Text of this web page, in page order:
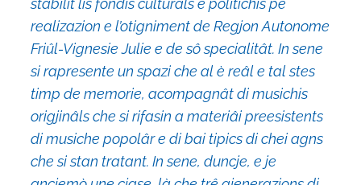
realizazion e l’otigniment de Regjon Autonome
Friûl-Vignesie Julie e de sô specialitât. In sene
si rapresente un spazi che al è reâl e tal stes
timp de memorie, acompagnât di musichis
origjinâls che si rifasin a materiâi preesistents
di musiche popolâr e di bai tipics di chei agns
che si stan tratant. In sene, duncje, e je